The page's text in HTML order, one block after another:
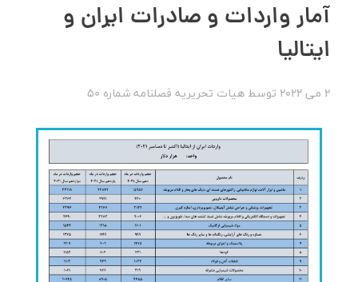
آمار واردات و صادرات ایران و
ایتالیا
2 می 2022 توسط هیات تحریریه فصلنامه شماره 50